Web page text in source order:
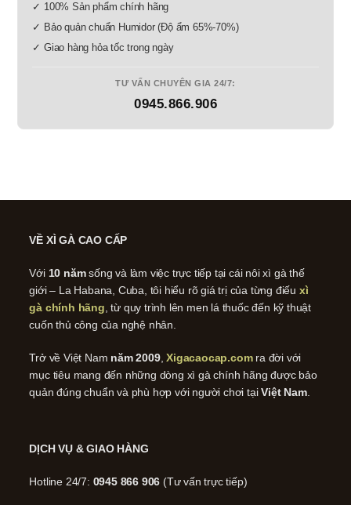
✓ 100% Sản phẩm chính hãng
✓ Bảo quản chuẩn Humidor (Độ ẩm 65%-70%)
✓ Giao hàng hỏa tốc trong ngày
TƯ VẤN CHUYÊN GIA 24/7:
0945.866.906
VỀ XÌ GÀ CAO CẤP
Với 10 nămsống và làm việc trực tiếp tại cái nôi xì gà thế
giới – La Habana, Cuba, tôi hiểu rõ giá trị của từng điếu xì
gà chính hãng , từ quy trình lên men lá thuốc đến kỹ thuật
cuốn thủ công của nghệ nhân.
Trở về Việt Nam năm 2009,Xigacaocap.comra đời với
mục tiêu mang đến những dòng xì gà chính hãng được bảo
quản đúng chuẩn và phù hợp với người chơi tạiViệt Nam.
DỊCH VỤ & GIAO HÀNG
Hotline 24/7: 0945 866 906 (Tư vấn trực tiếp)